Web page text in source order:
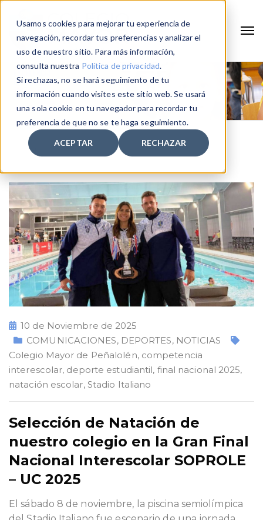
Usamos cookies para mejorar tu experiencia de
navegación, recordar tus preferencias y analizar el
uso de nuestro sitio. Para más información,
consulta nuestra Política de privacidad.
Si rechazas, no se hará seguimiento de tu
información cuando visites este sitio web. Se usará
una sola cookie en tu navegador para recordar tu
preferencia de que no se te haga seguimiento.
ACEPTAR RECHAZAR
Home competencia interescolar
10 de Noviembre de 2025
COMUNICACIONES, DEPORTES, NOTICIAS
Colegio Mayor de Peñalolén, competencia
interescolar, deporte estudiantil, final nacional 2025,
natación escolar, Stadio Italiano
Selección de Natación de
nuestro colegio en la Gran Final
Nacional Interescolar SOPROLE
– UC 2025
El sábado 8 de noviembre, la piscina semiolímpica